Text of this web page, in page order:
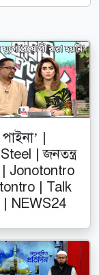
পাইনা’ |
| জনতন্ত্র
| Jonotontro
| Talk
| NEWS24